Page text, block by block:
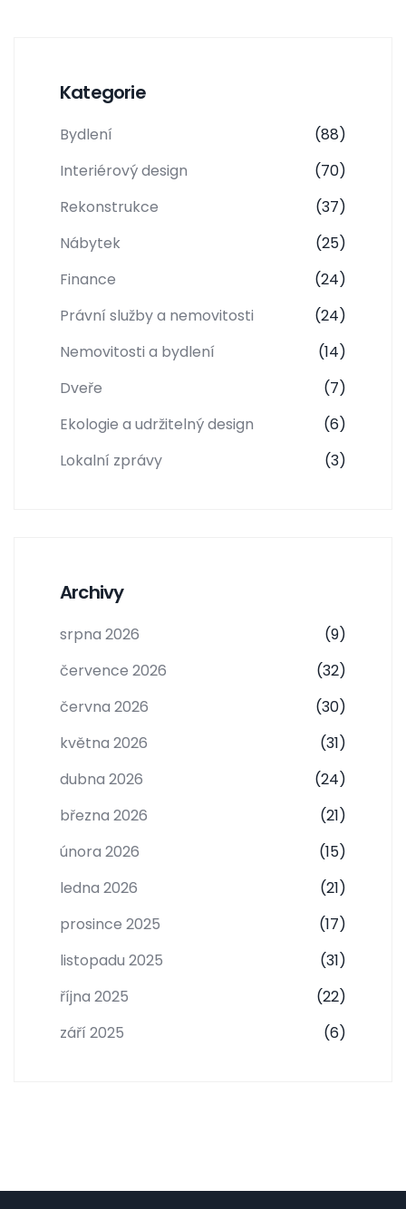
Kategorie
Bydlení
(88)
Interiérový design
(70)
Rekonstrukce
(37)
Nábytek
(25)
Finance
(24)
Právní služby a nemovitosti
(24)
Nemovitosti a bydlení
(14)
Dveře
(7)
Ekologie a udržitelný design
(6)
Lokalní zprávy
(3)
Archivy
srpna 2026
(9)
července 2026
(32)
června 2026
(30)
května 2026
(31)
dubna 2026
(24)
března 2026
(21)
února 2026
(15)
ledna 2026
(21)
prosince 2025
(17)
listopadu 2025
(31)
října 2025
(22)
září 2025
(6)